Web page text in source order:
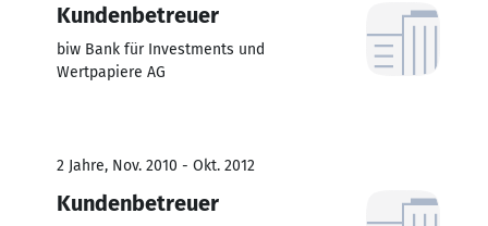
Kundenbetreuer
biw Bank für Investments und
Wertpapiere AG
2 Jahre, Nov. 2010 - Okt. 2012
Kundenbetreuer